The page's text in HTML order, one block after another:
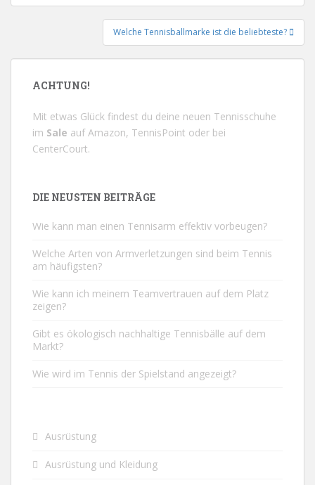
Welche Tennisballmarke ist die beliebteste?
ACHTUNG!
Mit etwas Glück findest du deine neuen Tennisschuhe
im Sale aufAmazon, TennisPoint oder bei
CenterCourt.
DIE NEUSTEN BEITRÄGE
Wie kann man einen Tennisarm effektiv vorbeugen?
Welche Arten von Armverletzungen sind beim Tennis
am häufigsten?
Wie kann ich meinem Teamvertrauen auf dem Platz
zeigen?
Gibt es ökologisch nachhaltige Tennisbälle auf dem
Markt?
Wie wird im Tennis der Spielstand angezeigt?
Ausrüstung
Ausrüstung und Kleidung